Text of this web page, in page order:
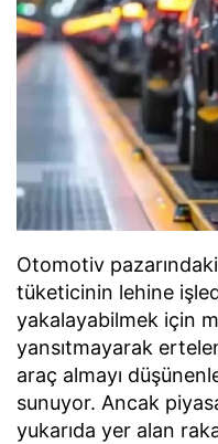
Otomotiv
tüketicinin lehine
yakalayabilmek için
yansıtmayarak
araç almayı
sunuyor. Ancak
yukarıda yer alan